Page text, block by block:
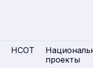
НСОТ
проекты